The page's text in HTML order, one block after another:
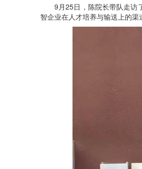
9月25日，陈院长带队走访
智企业在人才培养与输送上的